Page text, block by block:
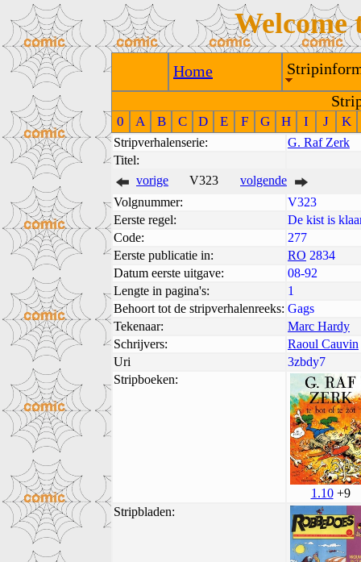
Welcome
Home
0 A B C D E F G H I J K
Stripverhalenserie:
G. Raf Zerk
Titel:
vorige
V323
volgende
Volgnummer:
V323
Eerste regel:
De kist is
Code:
277
Eerste publicatie in:
RO 2834
Datum eerste uitgave:
08-92
Lengte in pagina's:
1
Behoort tot de stripverhalenreeks: Gags
Tekenaar:
Marc Hardy
Schrijvers:
Raoul Cauvin
Uri
3zbdy7
Stripboeken:
1.10+9
Stripbladen: